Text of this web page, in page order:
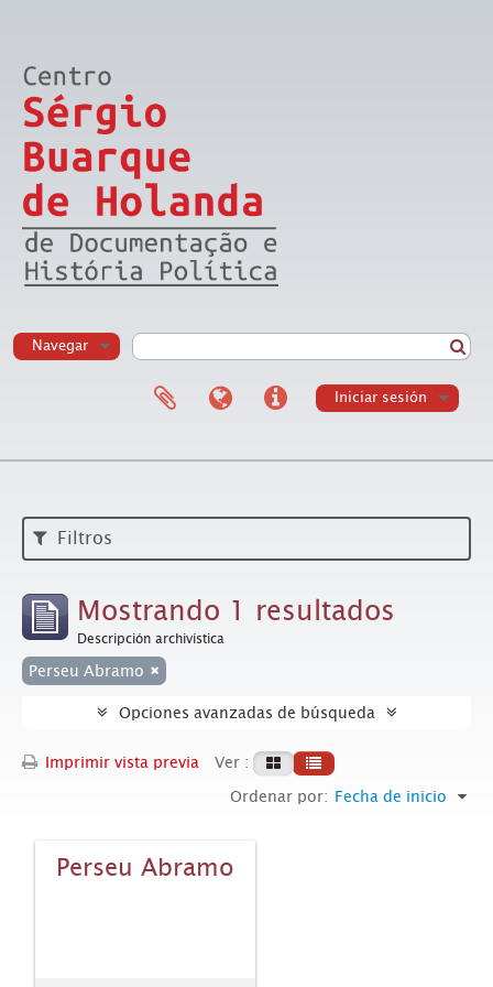
Navegar
Iniciar sesión
Filtros
Mostrando 1 resultados
Descripción archivística
Perseu Abramo
Opciones avanzadas de búsqueda
Imprimir vista previa
Ver :
Ordenar por: Fecha de inicio
Perseu Abramo